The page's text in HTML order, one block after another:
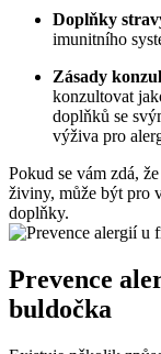
Doplňky
imunitního
Zásady
konzultovat
doplňků se
výživa pro
Pokud se vám zdá,
živiny, může být pro
doplňky.
Prevence
buldočka